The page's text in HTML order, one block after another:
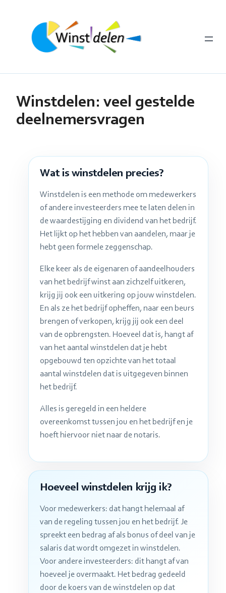
Winstdelen: veel gestelde
deelnemersvragen
Wat is winstdelen precies?
Winstdelen is een methode om medewerkers
of andere investeerders mee te laten delen in
de waardestijging en dividend van het bedrijf.
Het lijkt op het hebben van aandelen, maar je
hebt geen formele zeggenschap.
Elke keer als de eigenaren of aandeelhouders
van het bedrijf winst aan zichzelf uitkeren,
krijg jij ook een uitkering op jouw winstdelen.
En als ze het bedrijf opheffen, naar een beurs
brengen of verkopen, krijg jij ook een deel
van de opbrengsten. Hoeveel dat is, hangt af
van het aantal winstdelen dat je hebt
opgebouwd ten opzichte van het totaal
aantal winstdelen dat is uitgegeven binnen
het bedrijf.
Alles is geregeld in een heldere
overeenkomst tussen jou en het bedrijf en je
hoeft hiervoor niet naar de notaris.
Hoeveel winstdelen krijg ik?
Voor medewerkers: dat hangt helemaal af
van de regeling tussen jou en het bedrijf. Je
spreekt een bedrag af als bonus of deel van je
salaris dat wordt omgezet in winstdelen.
Voor andere investeerders: dit hangt af van
hoeveel je overmaakt. Het bedrag gedeeld
door de koers van de winstdelen op dat